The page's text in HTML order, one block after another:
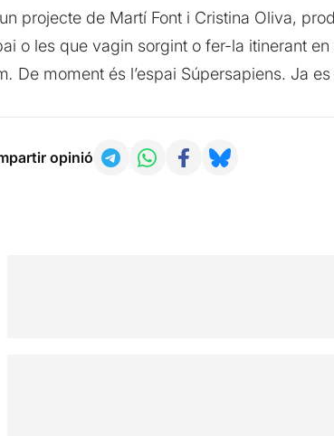
projecte de Martí Font i Cristina Oliva,
o les que vagin sorgint o fer-la itinerant
. De moment és l’espai Súpersapiens. Ja
opinió